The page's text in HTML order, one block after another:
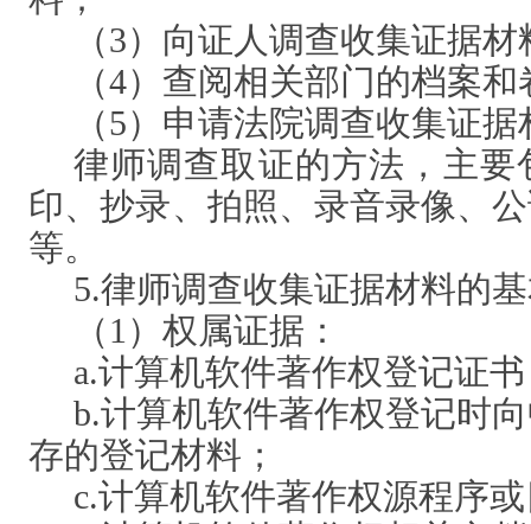
（3）向证人调查收集证据材
（4）查阅相关部门的档案和
（5）申请法院调查收集证据
律师调查取证的方法，主
印、抄录、拍照、录音录像、
等。
5.律师调查收集证据材料的
（1）权属证据：
a.计算机软件著作权登记证
b.计算机软件著作权登记时
存的登记材料；
c.计算机软件著作权源程序